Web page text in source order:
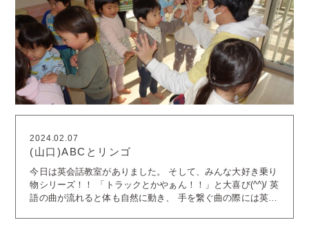
明日も元気いっぱい笑顔いっぱいの登園をお待ちしておりま
す。
2024.02.07
(山口)ABCとリンゴ
今日は英会話教室がありました。 そして、みんな大好き乗り
物シリーズ！！ 「トラックとかやぁん！！」と大喜び(^^)/ 英
語の曲が流れると体も自然に動き、 手を繋ぐ曲の際には英会